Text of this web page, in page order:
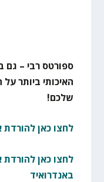
ספורטס רבי – גם
האיכותי ביותר על
שלכם!
לחצו כאן להורדת
לחצו כאן להורדת
באנדרואיד